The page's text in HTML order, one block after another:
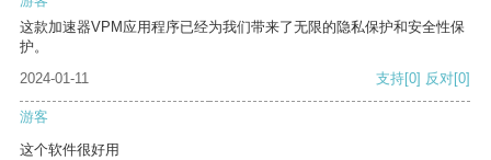
这款加速器VPM应用程序已经为我们带来了无限的隐私保护和安全性保
护。
2024-01-11
支持[0] 反对[0]
游客
这个软件很好用